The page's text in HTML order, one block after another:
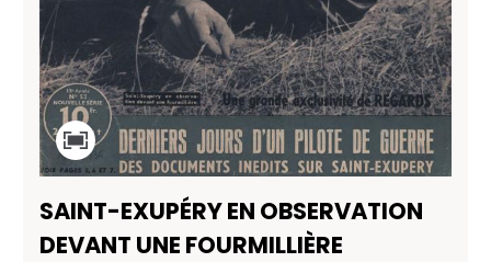
SAINT-EXUPÉRY EN OBSERVATION
DEVANT UNE FOURMILLIÈRE